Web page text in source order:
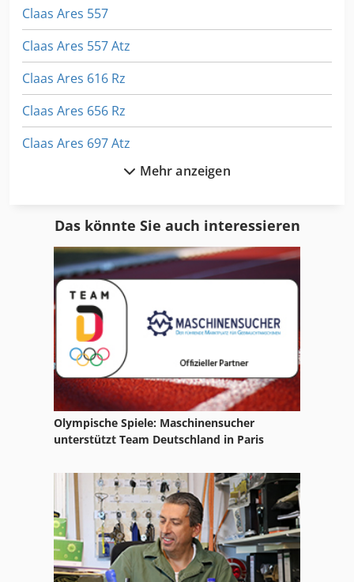
Claas Ares 557
Claas Ares 557 Atz
Claas Ares 616 Rz
Claas Ares 656 Rz
Claas Ares 697 Atz
Claas Ares 826 Rz
Claas Arion 520
Claas Arion 530 Cis
Claas Arion 540
Claas Arion 630 Cis
Claas Arion 640
Claas Arion 640 Cebis
Claas Arion 650 Cebis
Claas Axos 330
Claas Axos 340 C
Mehr anzeigen
Das könnte Sie auch interessieren
Olympische Spiele: Maschinensucher
unterstützt Team Deutschland in Paris